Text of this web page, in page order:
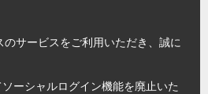
サービスをご利用いただき、誠に
ーシャルログイン機能を廃止いた